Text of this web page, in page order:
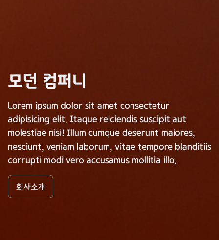
모던 컴퍼니
Lorem ipsum dolor sit amet consectetur
adipisicing elit. Itaque reiciendis suscipit aut
molestiae nisi! Illum cumque deserunt maiores,
nesciunt, veniam laborum, vitae tempore blanditiis
corrupti modi vero accusamus mollitia illo.
회사소개